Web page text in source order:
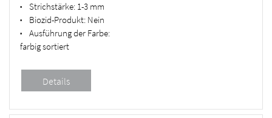
• Strichstärke: 1-3 mm
• Biozid-Produkt: Nein
•
Ausführung der Farbe:
farbig sortiert